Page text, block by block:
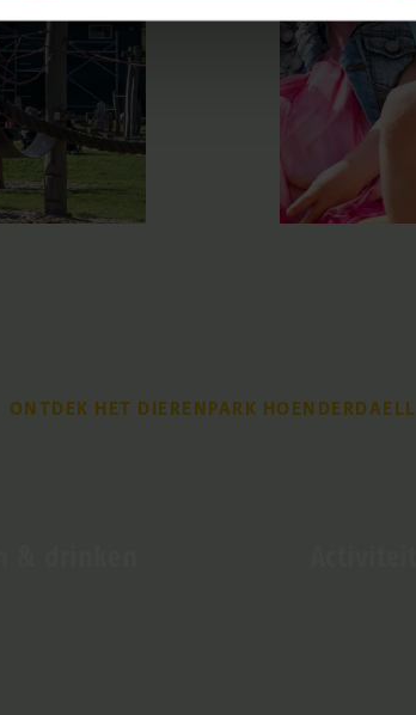
ONTDEK HET DIERENPARK HOENDERDAELL